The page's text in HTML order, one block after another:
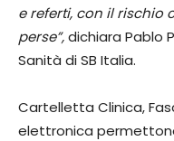
e referti, con il rischio
perse”,dichiara Pablo
Sanità di SB Italia.
Cartelletta Clinica,
elettronica